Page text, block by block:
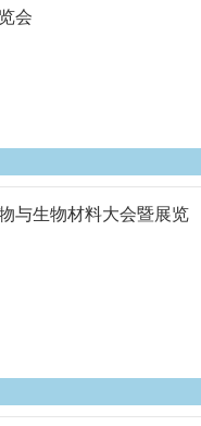
会
与生物材料大会暨展览